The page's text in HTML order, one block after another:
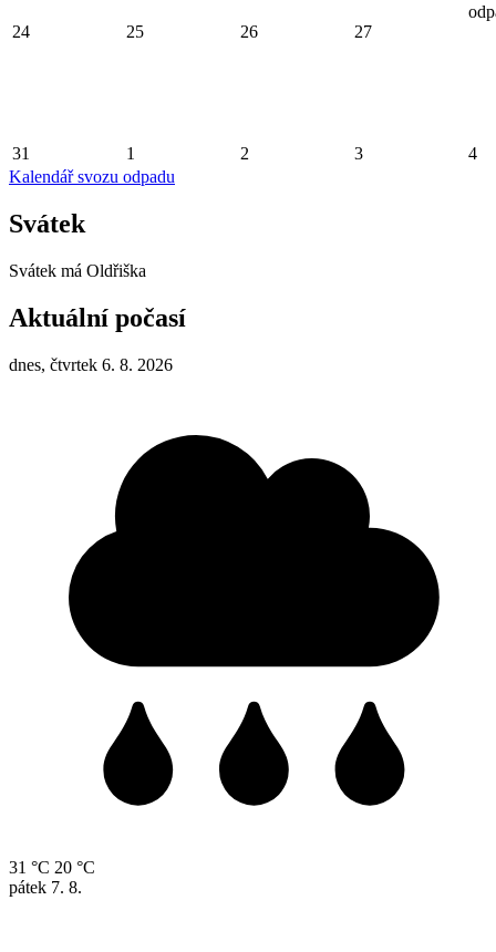
24 25 26 27
31 1 2 3
4
Kalendář svozu odpadu
Svátek
Svátek má Oldřiška
Aktuální počasí
dnes, čtvrtek 6. 8. 2026
31 °C 20 °C
pátek 7. 8.